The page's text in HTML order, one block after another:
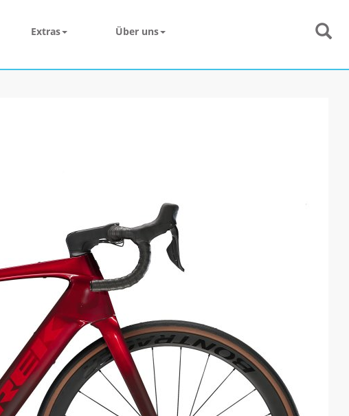
Extras Über uns